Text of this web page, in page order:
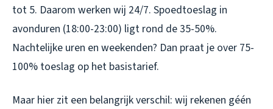
tot 5. Daarom werken wij 24/7. Spoedtoeslag in
avonduren (18:00-23:00) ligt rond de 35-50%.
Nachtelijke uren en weekenden? Dan praat je over 75-
100% toeslag op het basistarief.
Maar hier zit een belangrijk verschil: wij rekenen géén